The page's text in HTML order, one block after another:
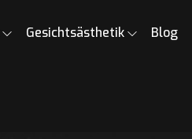
Gesichtsästhetik Blog